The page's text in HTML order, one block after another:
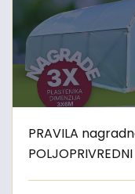
PRAVILA